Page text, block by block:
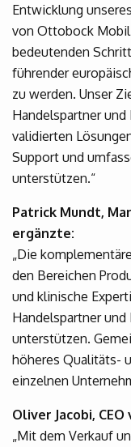
Entwicklung
von Ottobock
bedeutenden
führender
zu werden. Unser
Handelspartner
validierten
Support und
unterstützen.“
Patrick Mundt,
ergänzte:
„Die
den Bereichen
und klinische
Handelspartner
unterstützen.
höheres Qualitäts-
einzelnen
Oliver Jacobi,
„Mit dem Verkauf